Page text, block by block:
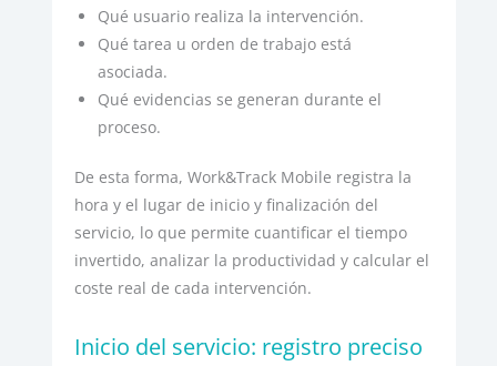
Qué usuario realiza la intervención.
Qué tarea u orden de trabajo está
asociada.
Qué evidencias se generan durante el
proceso.
De esta forma, Work&Track Mobile registra la
hora y el lugar de inicio y finalización del
servicio, lo que permite cuantificar el tiempo
invertido, analizar la productividad y calcular el
coste real de cada intervención.
Inicio del servicio: registro preciso